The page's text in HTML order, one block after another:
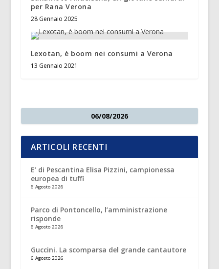
per Rana Verona
28 Gennaio 2025
Lexotan, è boom nei consumi a Verona
13 Gennaio 2021
06/08/2026
ARTICOLI RECENTI
E’ di Pescantina Elisa Pizzini, campionessa
europea di tuffi
6 Agosto 2026
Parco di Pontoncello, l’amministrazione
risponde
6 Agosto 2026
Guccini. La scomparsa del grande cantautore
6 Agosto 2026